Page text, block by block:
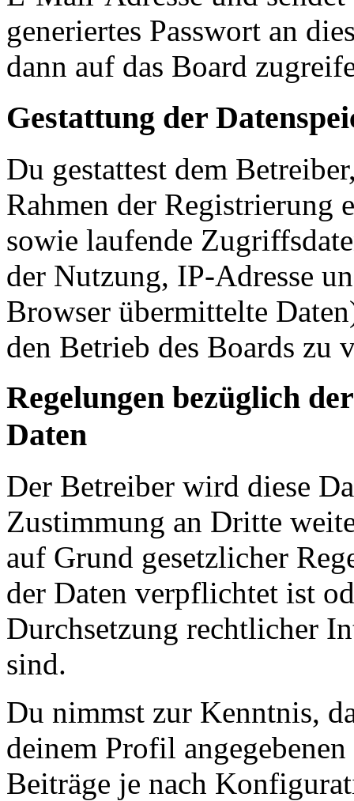
generiertes Passwort an
dann auf das Board
Gestattung der
Du gestattest dem
Rahmen der Registrierung
sowie laufende
der Nutzung, IP-Adresse
Browser übermittelte
den Betrieb des Boards zu
Regelungen bezüglich
Daten
Der Betreiber wird diese
Zustimmung an Dritte
auf Grund gesetzlicher
der Daten verpflichtet ist
Durchsetzung rechtlicher
sind.
Du nimmst zur Kenntnis,
deinem Profil
Beiträge je nach